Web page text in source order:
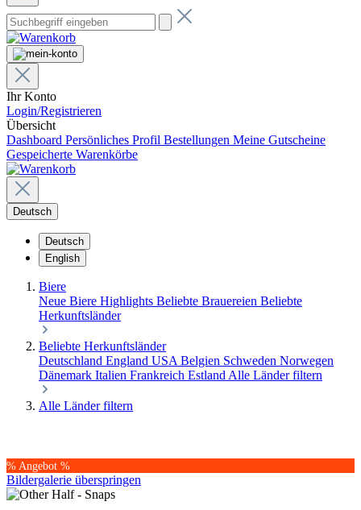
Ihr Konto
Login/Registrieren
Übersicht
Dashboard Persönliches Profil Bestellungen Meine Gutscheine
Gespeicherte Warenkörbe
Deutsch
Deutsch
English
Biere
Neue Biere Highlights Beliebte Brauereien Beliebte
Herkunftsländer
Beliebte Herkunftsländer
Deutschland England USA Belgien Schweden Norwegen
Dänemark Italien Frankreich Estland Alle Länder filtern
Alle Länder filtern
% Angebot %
Bildergalerie überspringen